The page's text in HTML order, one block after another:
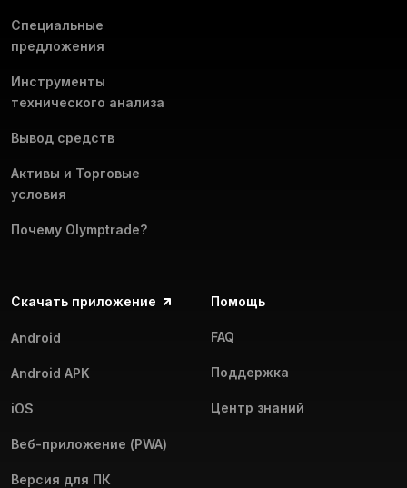
Специальные
предложения
Инструменты
технического анализа
Вывод средств
Активы и Торговые
условия
Почему Olymptrade?
Скачать приложение
Android
Android APK
iOS
Веб-приложение (PWA)
Версия для ПК
Помощь
FAQ
Поддержка
Центр знаний